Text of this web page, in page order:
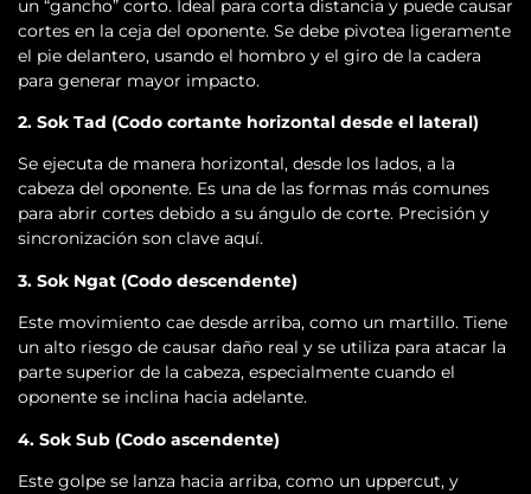
un “gancho” corto. Ideal para corta distancia y puede causar
cortes en la ceja del oponente. Se debe pivotea ligeramente
el pie delantero, usando el hombro y el giro de la cadera
para generar mayor impacto.
2. Sok Tad (Codo cortante horizontal desde el lateral)
Se ejecuta de manera horizontal, desde los lados, a la
cabeza del oponente. Es una de las formas más comunes
para abrir cortes debido a su ángulo de corte. Precisión y
sincronización son clave aquí.
3. Sok Ngat (Codo descendente)
Este movimiento cae desde arriba, como un martillo. Tiene
un alto riesgo de causar daño real y se utiliza para atacar la
parte superior de la cabeza, especialmente cuando el
oponente se inclina hacia adelante.
4. Sok Sub (Codo ascendente)
Este golpe se lanza hacia arriba, como un uppercut, y